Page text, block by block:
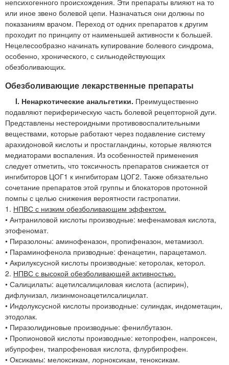
или иное звено болевой цепи. Назначаться они должны по
показаниям врачом. Переход от одних препаратов к другим
проходит по принципу от наименьшей активности к большей.
Нецелесообразно начинать купирование болевого синдрома,
особенно, хронического, с сильнодействующих
обезболивающих.
Обезболивающие лекарственные препараты
I. Ненаркотические анальгетики. Преимущественно
подавляют периферическую часть болевой рецепторной дуги.
Представлены нестероидными противовоспалительными
веществами, которые работают через подавление систему
арахидоновой кислоты и простагландины, которые являются
медиаторами воспаления. Из особенностей применения
следует отметить, что токсичность препаратов снижается от
ингибиторов ЦОГ1 к ингибиторам ЦОГ2. Также обязательно
сочетание препаратов этой группы и блокаторов протонной
помпы с целью снижения вероятности гастропатии.
1. НПВС с низким обезболивающим эффектом.
• Антраниловой кислоты производные: мефенамовая кислота,
этофеномат.
• Пиразолоны: аминофеназон, пропифеназон, метамизол.
• Параминофенола призводные: фенацетин, парацетамол.
• Акрилуксусной кислоты производные: кеторолак, кеторол.
2. НПВС с высокой обезболивающей активностью.
• Салицилаты: ацетилсалициловая кислота (аспирин),
дифлунизал, лизинмоноацетилсалицилат.
• Индолуксусной кислоты производные: сулиндак, индометацин,
этодолак.
• Пиразолидиновые производные: фенилбутазон.
• Пропионовой кислоты производные: кетопрофен, напроксен,
ибупрофен, тиапрофеновая кислота, флурбипрофен.
• Оксикамы: мелоксикам, лорноксикам, теноксикам.